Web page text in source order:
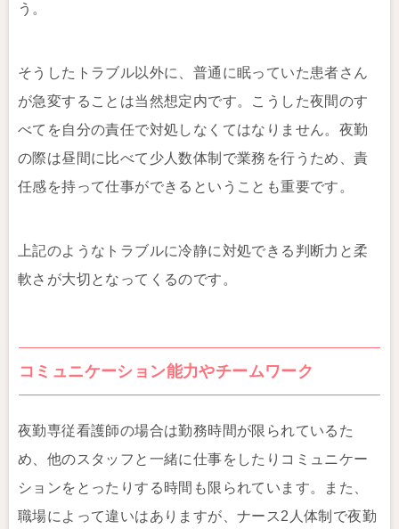
う。
そうしたトラブル以外に、普通に眠っていた患者さん
が急変することは当然想定内です。こうした夜間のす
べてを自分の責任で対処しなくてはなりません。夜勤
の際は昼間に比べて少人数体制で業務を行うため、責
任感を持って仕事ができるということも重要です。
上記のようなトラブルに冷静に対処できる判断力と柔
軟さが大切となってくるのです。
コミュニケーション能力やチームワーク
夜勤専従看護師の場合は勤務時間が限られているた
め、他のスタッフと一緒に仕事をしたりコミュニケー
ションをとったりする時間も限られています。また、
職場によって違いはありますが、ナース2人体制で夜勤